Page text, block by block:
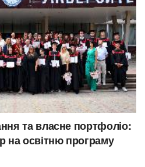
та власне портфоліо:
на освітню програму